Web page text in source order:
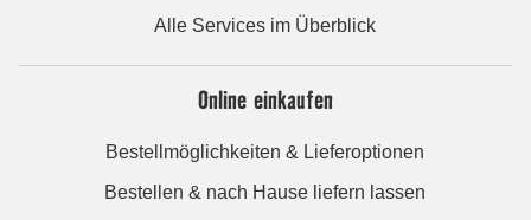
Alle Services im Überblick
Online einkaufen
Bestellmöglichkeiten & Lieferoptionen
Bestellen & nach Hause liefern lassen